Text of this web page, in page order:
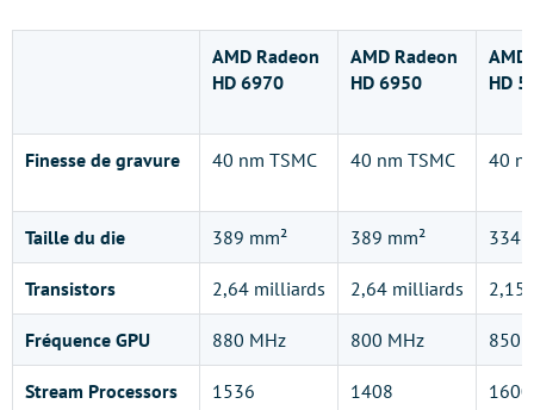
AMD Radeon
HD 6970
AMD Radeon
HD 6950
AMD
HD
Finesse de gravure 40 nm TSMC 40 nm TSMC 40
Taille du die 389 mm² 389 mm² 334
Transistors 2,64 milliards 2,64 milliards 2,15
Fréquence GPU 880 MHz 800 MHz 850
Stream Processors
1536 1408 1600